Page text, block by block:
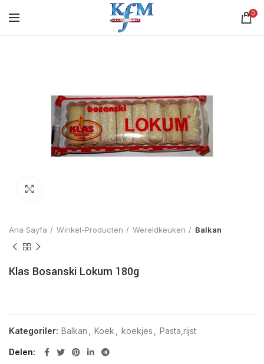
0
Ana Sayfa Winkel-Producten Wereldkeuken Balkan
Klas Bosanski Lokum 180g
Kategoriler: Balkan Koek koekjes Pasta,rijst
Delen